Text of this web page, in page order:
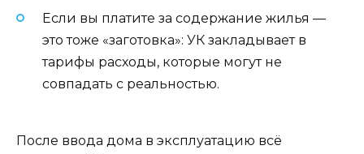
Если вы платите за содержание жилья —
это тоже «заготовка»: УК закладывает в
тарифы расходы, которые могут не
совпадать с реальностью.
После ввода дома в эксплуатацию всё